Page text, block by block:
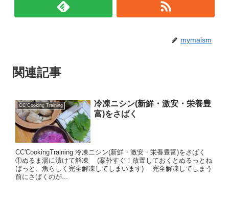
mymaism
関連記事
CC'Cooking Training
冷凍ニシン(新鮮・激安・栄養豊
富)をさばく
CC'CookingTraining 冷凍ニシン(新鮮・激安・栄養豊富)をさばく
①ぬるま湯に漬けて解凍 (案外すぐ！放置しておくとぬるっとね
ばっと、魚らしく完全解凍してしまいます) 完全解凍してしまう
前にさばくのが...